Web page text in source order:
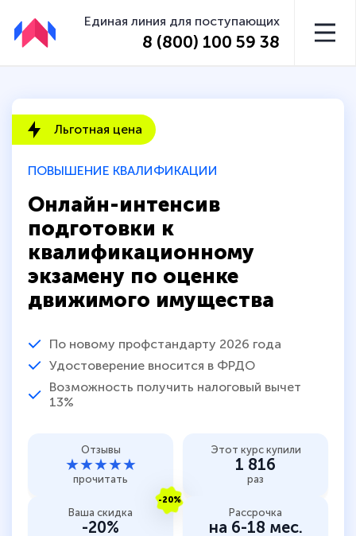
Единая линия для поступающих
8 (800) 100 59 38
ПОВЫШЕНИЕ КВАЛИФИКАЦИИ
Онлайн-интенсив
подготовки к
квалификационному
экзамену по оценке
движимого имущества
По новому профстандарту 2026 года
Удостоверение вносится в ФРДО
Возможность получить налоговый вычет
13%
Льготная цена
Отзывы
★★★★★
прочитать
Этот курс купили
1 816
раз
-20%
Ваша скидка
-20%
Рассрочка
на 6-18 мес.